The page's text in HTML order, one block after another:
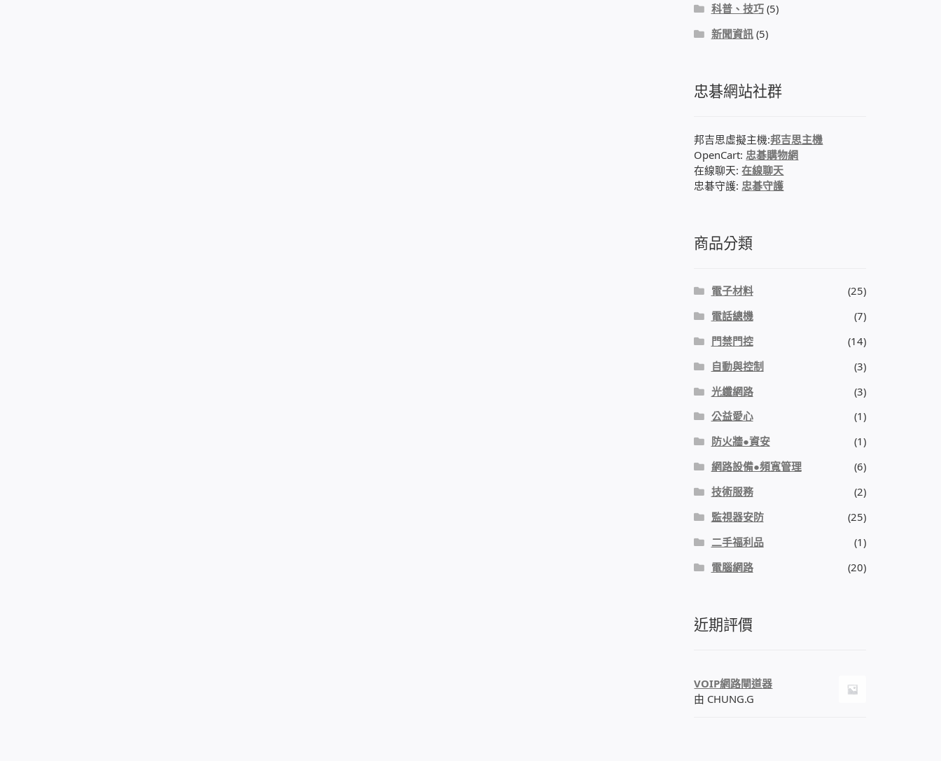
科普、技巧(5)
新聞資訊(5)
忠碁網站社群
邦吉思虛擬主機:邦吉思主機
OpenCart: 忠碁購物網
在線聊天:在線聊天
忠碁守護: 忠碁守護
商品分類
電子材料
(25)
電話總機
(7)
門禁門控
(14)
自動與控制
(3)
光纖網路
(3)
公益愛心
(1)
防火牆●資安
(1)
網路設備●頻寬管理
(6)
技術服務
(2)
監視器安防
(25)
二手福利品
(1)
電腦網路
(20)
近期評價
VOIP網路閘道器
由 CHUNG.G